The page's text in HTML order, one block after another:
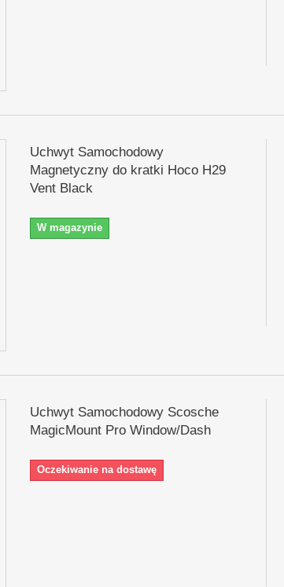
Uchwyt Samochodowy
Magnetyczny do kratki Hoco H29
Vent Black
W magazynie
Uchwyt Samochodowy Scosche
MagicMount Pro Window/Dash
Oczekiwanie na dostawę